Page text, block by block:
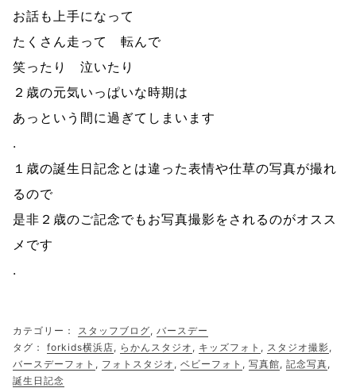
お話も上手になって
たくさん走って 転んで
笑ったり 泣いたり
２歳の元気いっぱいな時期は
あっという間に過ぎてしまいます
.
１歳の誕生日記念とは違った表情や仕草の写真が撮れ
るので
是非２歳のご記念でもお写真撮影をされるのがオスス
メです
.
カテゴリー： スタッフブログ, バースデー
タグ： forkids横浜店, らかんスタジオ , キッズフォト , スタジオ撮影,
バースデーフォト , フォトスタジオ , ベビーフォト , 写真館, 記念写真,
誕生日記念